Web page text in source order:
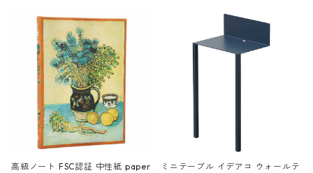
高級ノート FSC認証 中性紙 paper
ミニテーブル イデアコ ウォールテ